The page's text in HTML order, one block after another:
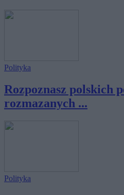
Polityka
Rozpoznasz polskich
rozmazanych ...
Polityka